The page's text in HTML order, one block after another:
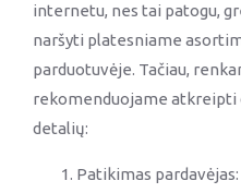
internetu, nes tai patogu,
naršyti platesniame
parduotuvėje. Tačiau,
rekomenduojame atkreipti
detalių:
Patikimas